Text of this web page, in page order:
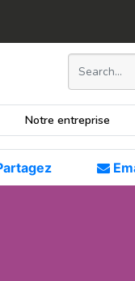
Notre entreprise